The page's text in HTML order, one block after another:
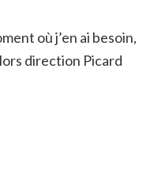
où j’en ai besoin,
direction Picard